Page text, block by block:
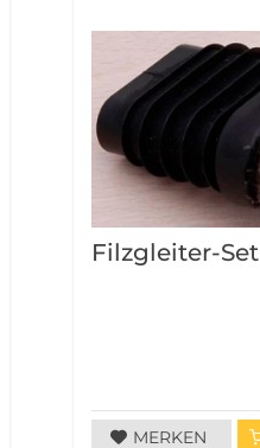
Filzgleiter-Set
MERKEN